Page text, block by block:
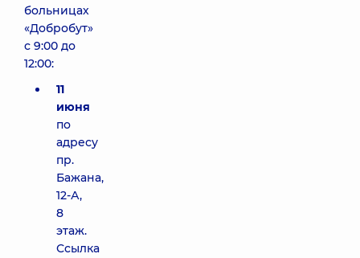
больницах
«Добробут»
с 9:00 до
12:00:
11
июня
по
адресу
пр.
Бажана,
12-А,
8
этаж.
Ссылка